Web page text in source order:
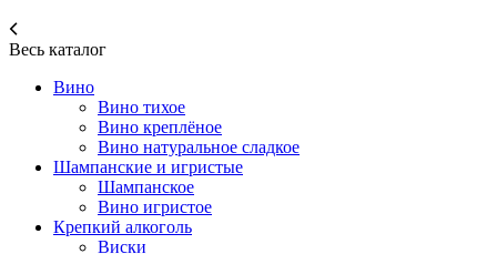
Весь каталог
Вино
Вино тихое
Вино креплёное
Вино натуральное сладкое
Шампанские и игристые
Шампанское
Вино игристое
Крепкий алкоголь
Виски